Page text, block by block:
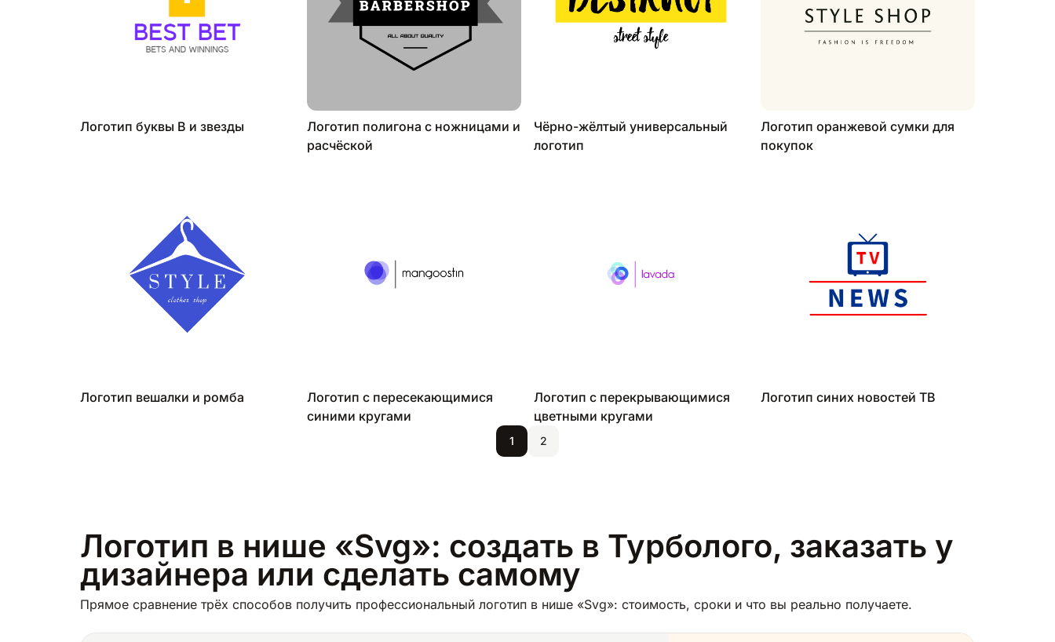
Логотип буквы B и звезды
Логотип полигона с ножницами и
расчёской
Чёрно-жёлтый универсальный
логотип
Логотип оранжевой сумки для
покупок
Логотип вешалки и ромба
Логотип с пересекающимися
синими кругами
Логотип с перекрывающимися
цветными кругами
Логотип синих новостей ТВ
1 2
Логотип в нише «Svg»: создать в Турболого, заказать у
дизайнера или сделать самому
Прямое сравнение трёх способов получить профессиональный логотип в нише «Svg»: стоимость, сроки и что вы реально получаете.